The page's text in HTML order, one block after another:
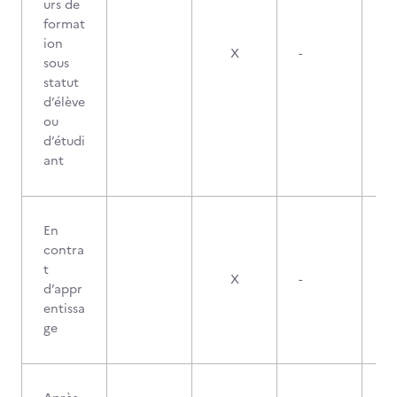
urs de
format
ion
sous
statut
d’élève
ou
d’étudi
ant
X -
En
contra
t
d’appr
entissa
ge
X -